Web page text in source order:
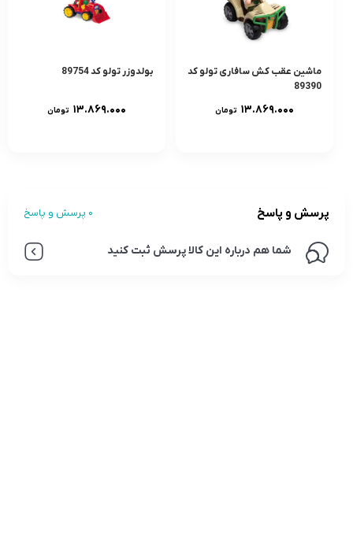
ماشین عقب کش سافاری تولو کد
89390
۱۳.۸۶۹.۰۰۰ تومان
بولدوزر تولو کد 89754
۱۳.۸۶۹.۰۰۰ تومان
پرسش و پاسخ 0 پرسش و پاسخ
شما هم درباره این کالا پرسش ثبت کنید